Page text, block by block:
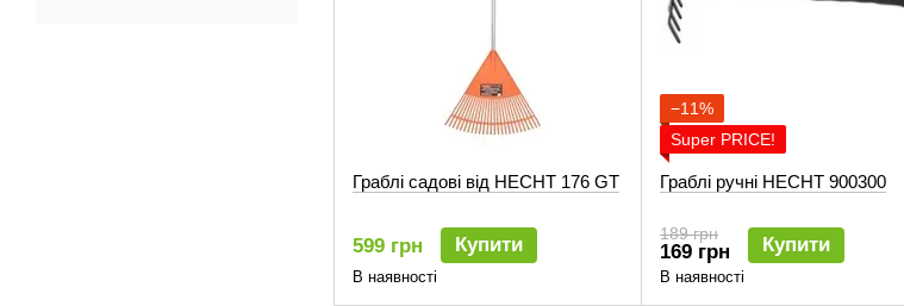
Граблі садові від HECHT 176 GT
599 грн Купити
В наявності
−11%
Super PRICE!
Граблі ручні HECHT 900300
189 грн
169 грн Купити
В наявності